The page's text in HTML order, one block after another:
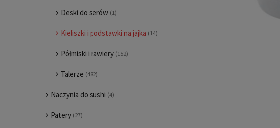
Deski do serów (1)
Kieliszki i podstawki na jajka (14)
Półmiski i rawiery (152)
Talerze (482)
Naczynia do sushi (4)
Patery (27)